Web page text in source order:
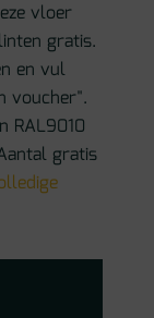
vloer
gratis.
en vul
voucher".
RAL9010
gratis